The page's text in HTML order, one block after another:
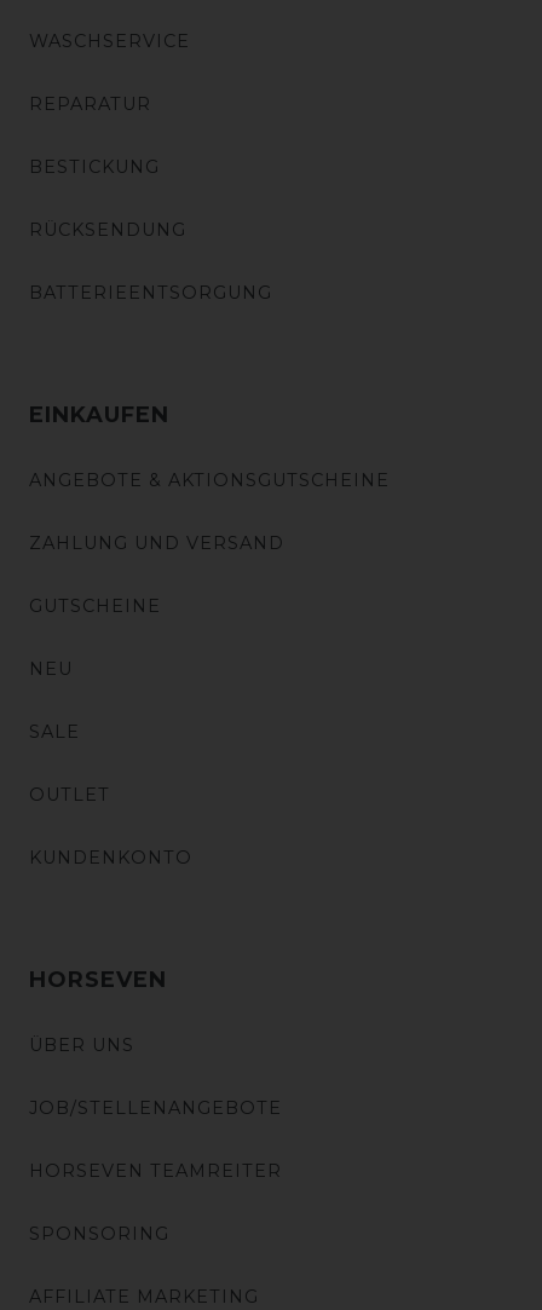
WASCHSERVICE
REPARATUR
BESTICKUNG
RÜCKSENDUNG
BATTERIEENTSORGUNG
EINKAUFEN
ANGEBOTE & AKTIONSGUTSCHEINE
ZAHLUNG UND VERSAND
GUTSCHEINE
NEU
SALE
OUTLET
KUNDENKONTO
HORSEVEN
ÜBER UNS
JOB/STELLENANGEBOTE
HORSEVEN TEAMREITER
SPONSORING
AFFILIATE MARKETING